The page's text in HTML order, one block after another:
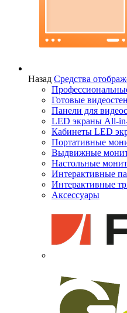
Назад Средства
Готовые
Панели для
LED экраны All-
Кабинеты LED
Портативные
Выдвижные
Настольные
Интерактивные
Интерактивные
Аксессуары